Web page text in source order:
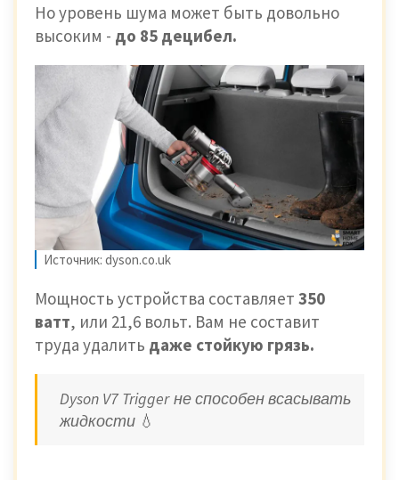
Но уровень шума может быть довольно
высоким - до 85 децибел.
Источник: dyson.co.uk
Мощность устройства составляет 350
ватт, или 21,6 вольт. Вам не составит
труда удалить даже стойкую грязь.
Dyson V7 Trigger не способен всасывать
жидкости 💧